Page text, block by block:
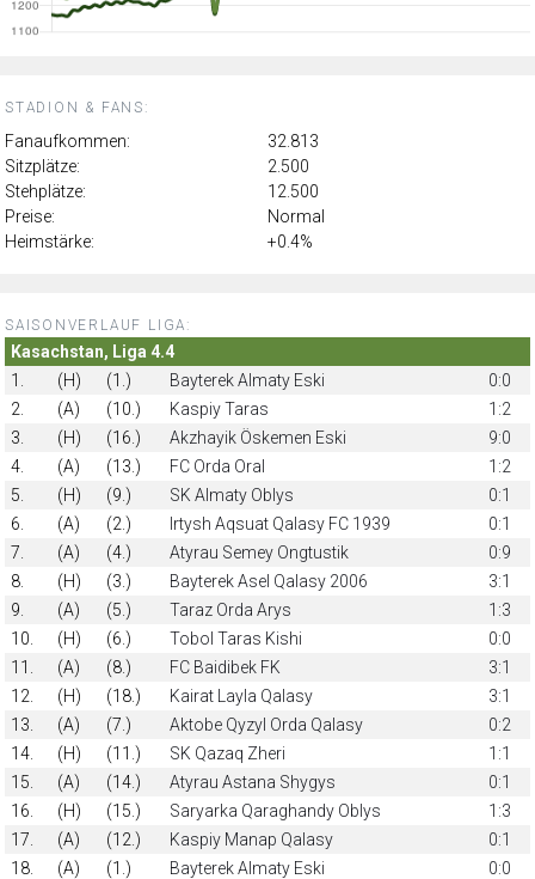
STADION & FANS:
Fanaufkommen:
32.813
Sitzplätze:
2.500
Stehplätze:
12.500
Preise:
Normal
Heimstärke:
+0.4%
SAISONVERLAUF LIGA:
Kasachstan, Liga 4.4
1.
(H) (1.) Bayterek Almaty Eski
0:0
2.
(A) (10.) Kaspiy Taras
1:2
3.
(H) (16.) Akzhayik Öskemen Eski
9:0
4.
(A) (13.) FC Orda Oral
1:2
5.
(H) (9.) SK Almaty Oblys
0:1
6.
(A) (2.) Irtysh Aqsuat Qalasy FC 1939
0:1
7.
(A) (4.) Atyrau Semey Ongtustik
0:9
8.
(H) (3.) Bayterek Asel Qalasy 2006
3:1
9.
(A) (5.) Taraz Orda Arys
1:3
10.
(H) (6.) Tobol Taras Kishi
0:0
11.
(A) (8.) FC Baidibek FK
3:1
12.
(H) (18.) Kairat Layla Qalasy
3:1
13.
(A) (7.) Aktobe Qyzyl Orda Qalasy
0:2
14.
(H) (11.) SK Qazaq Zheri
1:1
15.
(A) (14.) Atyrau Astana Shygys
0:1
16.
(H) (15.) Saryarka Qaraghandy Oblys
1:3
17.
(A) (12.) Kaspiy Manap Qalasy
0:1
18.
(A) (1.) Bayterek Almaty Eski
0:0